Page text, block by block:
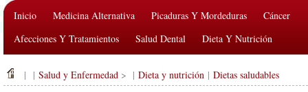
Inicio Medicina Alternativa Picaduras Y Mordeduras
Cáncer
Afecciones Y Tratamientos
Salud Dental
Dieta Y Nutrición
Salud Pública Y Seguridad
Cirugías Y Procedimientos Salud
| | Salud y Enfermedad > | Dieta y nutrición | Dietas saludables